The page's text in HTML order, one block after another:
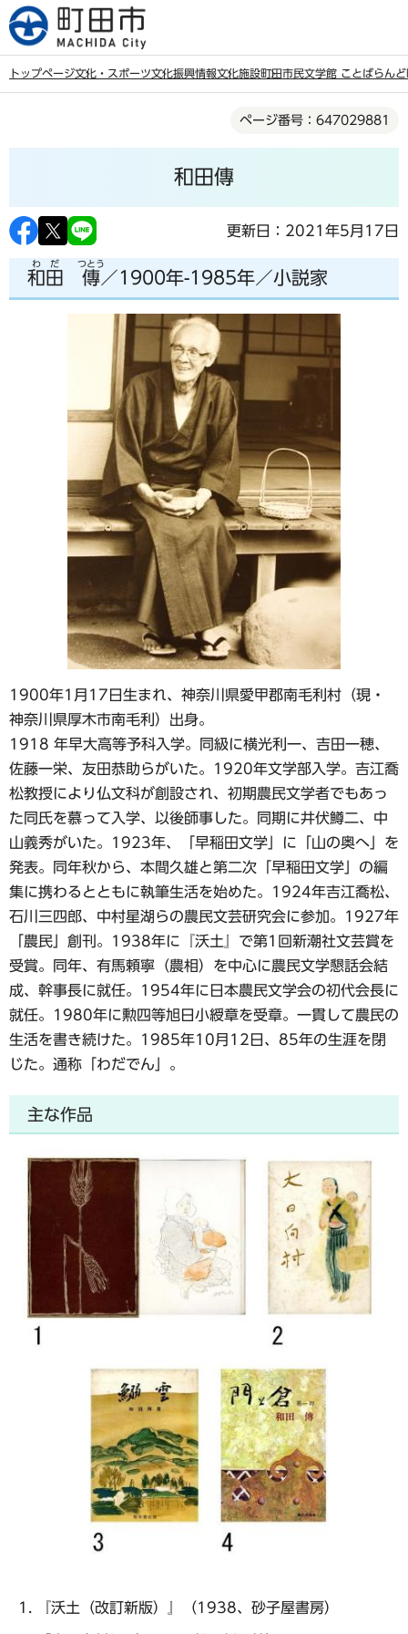
こ
の
す
トップページ文化・スポーツ文化振興情報文化施設町田市民文学館 ことばらんど
ら
ページ番号：647029881
和田傳
更新日：2021年5月17日
和田
わだ
傳
つとう
／1900年-1985年／小説家
1900年1月17日生まれ、神奈川県愛甲郡南毛利村（現・
神奈川県厚木市南毛利）出身。
1918 年早大高等予科入学。同級に横光利一、吉田一穂、
佐藤一栄、友田恭助らがいた。1920年文学部入学。吉江喬
松教授により仏文科が創設され、初期農民文学者でもあっ
た同氏を慕って入学、以後師事した。同期に井伏鱒二、中
山義秀がいた。1923年、「早稲田文学」に「山の奥へ」を
発表。同年秋から、本間久雄と第二次「早稲田文学」の編
集に携わるとともに執筆生活を始めた。1924年吉江喬松、
石川三四郎、中村星湖らの農民文芸研究会に参加。1927年
「農民」創刊。1938年に『沃土』で第1回新潮社文芸賞を
受賞。同年、有馬頼寧（農相）を中心に農民文学懇話会結
成、幹事長に就任。1954年に日本農民文学会の初代会長に
就任。1980年に勲四等旭日小綬章を受章。一貫して農民の
生活を書き続けた。1985年10月12日、85年の生涯を閉
じた。通称「わだでん」。
主な作品
『沃土（改訂新版）』（1938、砂子屋書房）